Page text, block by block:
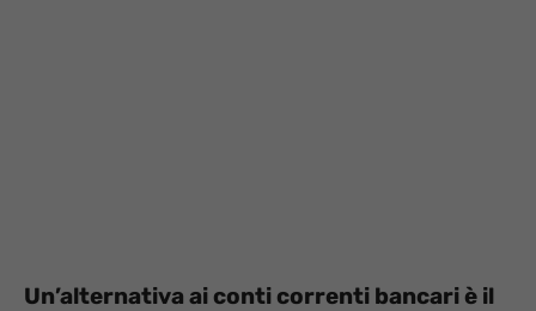
Un’alternativa ai conti correnti bancari è il